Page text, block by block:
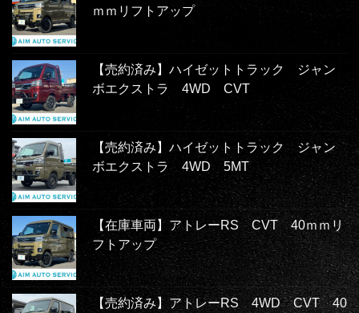
ｍｍリフトアップ
【売約済み】ハイゼットトラック ジャン
ボエクストラ 4WD CVT
【売約済み】ハイゼットトラック ジャン
ボエクストラ 4WD 5MT
【在庫車両】アトレーRS CVT 40ｍｍリ
フトアップ
【売約済み】アトレーRS 4WD CVT 40